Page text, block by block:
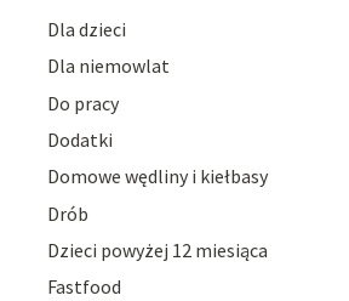
Dla dzieci
Dla niemowlat
Do pracy
Dodatki
Domowe wędliny i kiełbasy
Drób
Dzieci powyżej 12 miesiąca
Fastfood